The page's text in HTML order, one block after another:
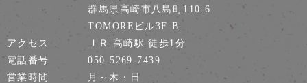
群馬県高崎市八島町110-6
TOMOREビル3F-B
アクセス
ＪＲ 高崎駅 徒歩1分
電話番号
050-5269-7439
営業時間
月～木・日